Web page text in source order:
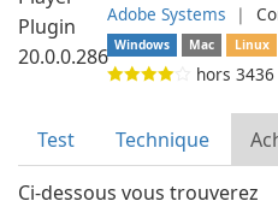
Adobe Systems ❘
Windows
Mac Linux
hors 3436
Test Technique
Ci-dessous vous trouverez